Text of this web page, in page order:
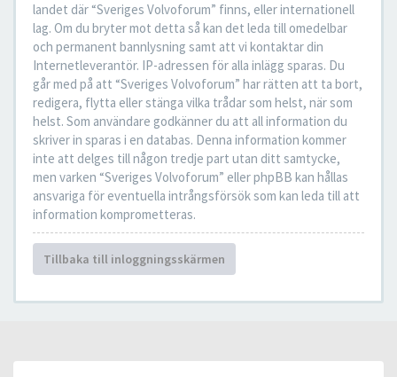
landet där “Sveriges Volvoforum” finns, eller internationell
lag. Om du bryter mot detta så kan det leda till omedelbar
och permanent bannlysning samt att vi kontaktar din
Internetleverantör. IP-adressen för alla inlägg sparas. Du
går med på att “Sveriges Volvoforum” har rätten att ta bort,
redigera, flytta eller stänga vilka trådar som helst, när som
helst. Som användare godkänner du att all information du
skriver in sparas i en databas. Denna information kommer
inte att delges till någon tredje part utan ditt samtycke,
men varken “Sveriges Volvoforum” eller phpBB kan hållas
ansvariga för eventuella intrångsförsök som kan leda till att
information komprometteras.
Tillbaka till inloggningsskärmen